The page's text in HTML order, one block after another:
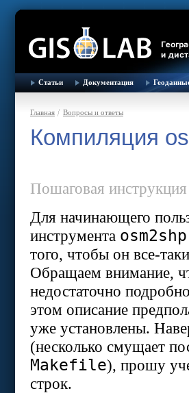
Статьи Документация
Главная Вопросы и ответы
Компиляция
Пошаговая
Для начинающего
инструмента osm2shp
того, чтобы он все-
Обращаем внимание,
недостаточно
этом описание
уже установлены.
(несколько смущает
Makefile), прошу
строк.